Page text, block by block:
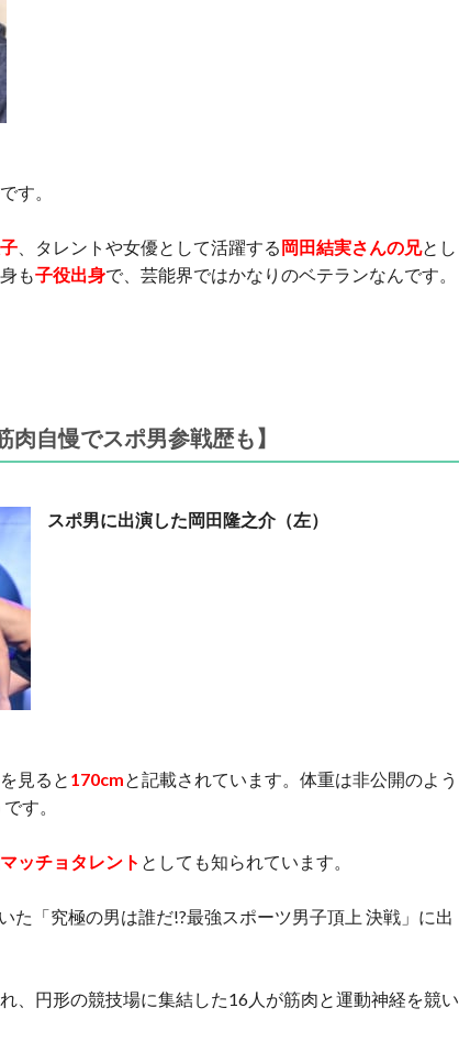
す。
、タレントや女優として活躍する岡田結実さんの兄とし
も子役出身で、芸能界ではかなりのベテランなんです。
自慢でスポ男参戦歴も】
スポ男に出演した岡田隆之介（左）
見ると 170cmと記載されています。体重は非公開のよう
す。
ッチョタレント としても知られています。
た「究極の男は誰だ!?最強スポーツ男子頂上 決戦」に出
、円形の競技場に集結した16人が筋肉と運動神経を競い